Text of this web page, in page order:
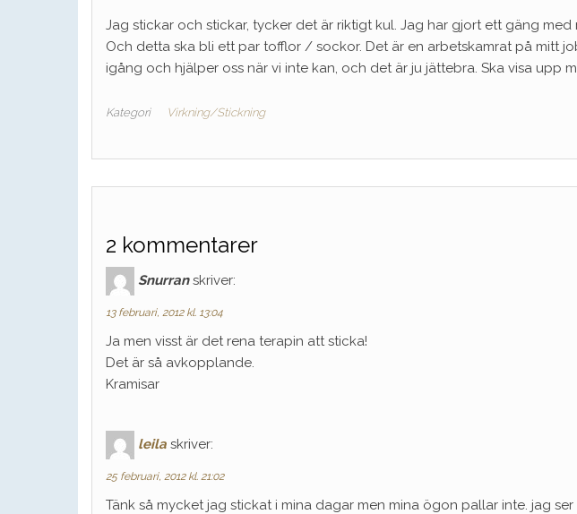
Jag stickar och stickar, tycker det är riktigt kul. Jag har gjort ett gäng
Och detta ska bli ett par tofflor / sockor. Det är en arbetskamrat på mitt
igång och hjälper oss när vi inte kan, och det är ju jättebra. Ska visa upp
Kategori Virkning/Stickning
2 kommentarer
Snurran skriver:
13 februari, 2012 kl. 13:04
Ja men visst är det rena terapin att sticka!
Det är så avkopplande.
Kramisar
leila skriver:
25 februari, 2012 kl. 21:02
Tänk så mycket jag stickat i mina dagar men mina ögon pallar inte. jag